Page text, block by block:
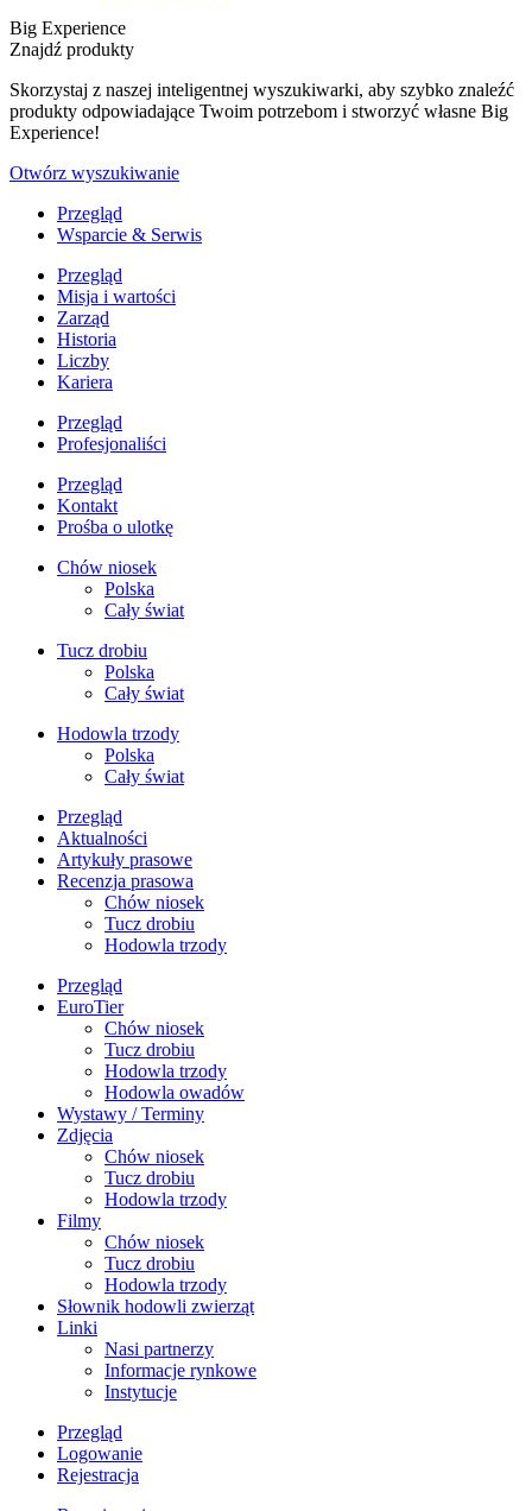
Big Experience
Znajdź produkty
Skorzystaj z naszej inteligentnej wyszukiwarki, aby szybko znaleźć
produkty odpowiadające Twoim potrzebom i stworzyć własne Big
Experience!
Otwórz wyszukiwanie
Przegląd
Wsparcie & Serwis
Przegląd
Misja i wartości
Zarząd
Historia
Liczby
Kariera
Przegląd
Profesjonaliści
Przegląd
Kontakt
Prośba o ulotkę
Chów niosek
Polska
Cały świat
Tucz drobiu
Polska
Cały świat
Hodowla trzody
Polska
Cały świat
Przegląd
Aktualności
Artykuły prasowe
Recenzja prasowa
Chów niosek
Tucz drobiu
Hodowla trzody
Przegląd
EuroTier
Chów niosek
Tucz drobiu
Hodowla trzody
Hodowla owadów
Wystawy / Terminy
Zdjęcia
Chów niosek
Tucz drobiu
Hodowla trzody
Filmy
Chów niosek
Tucz drobiu
Hodowla trzody
Słownik hodowli zwierząt
Linki
Nasi partnerzy
Informacje rynkowe
Instytucje
Przegląd
Logowanie
Rejestracja